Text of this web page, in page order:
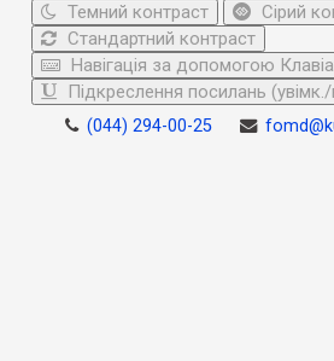
Темний контраст
Сірий
Стандартний контраст
Навігація за допомогою
Підкреслення посилань
(044) 294-00-25